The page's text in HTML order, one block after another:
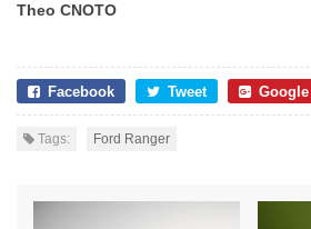
Theo CNOTO
Facebook Tweet Google
Tags: Ford Ranger